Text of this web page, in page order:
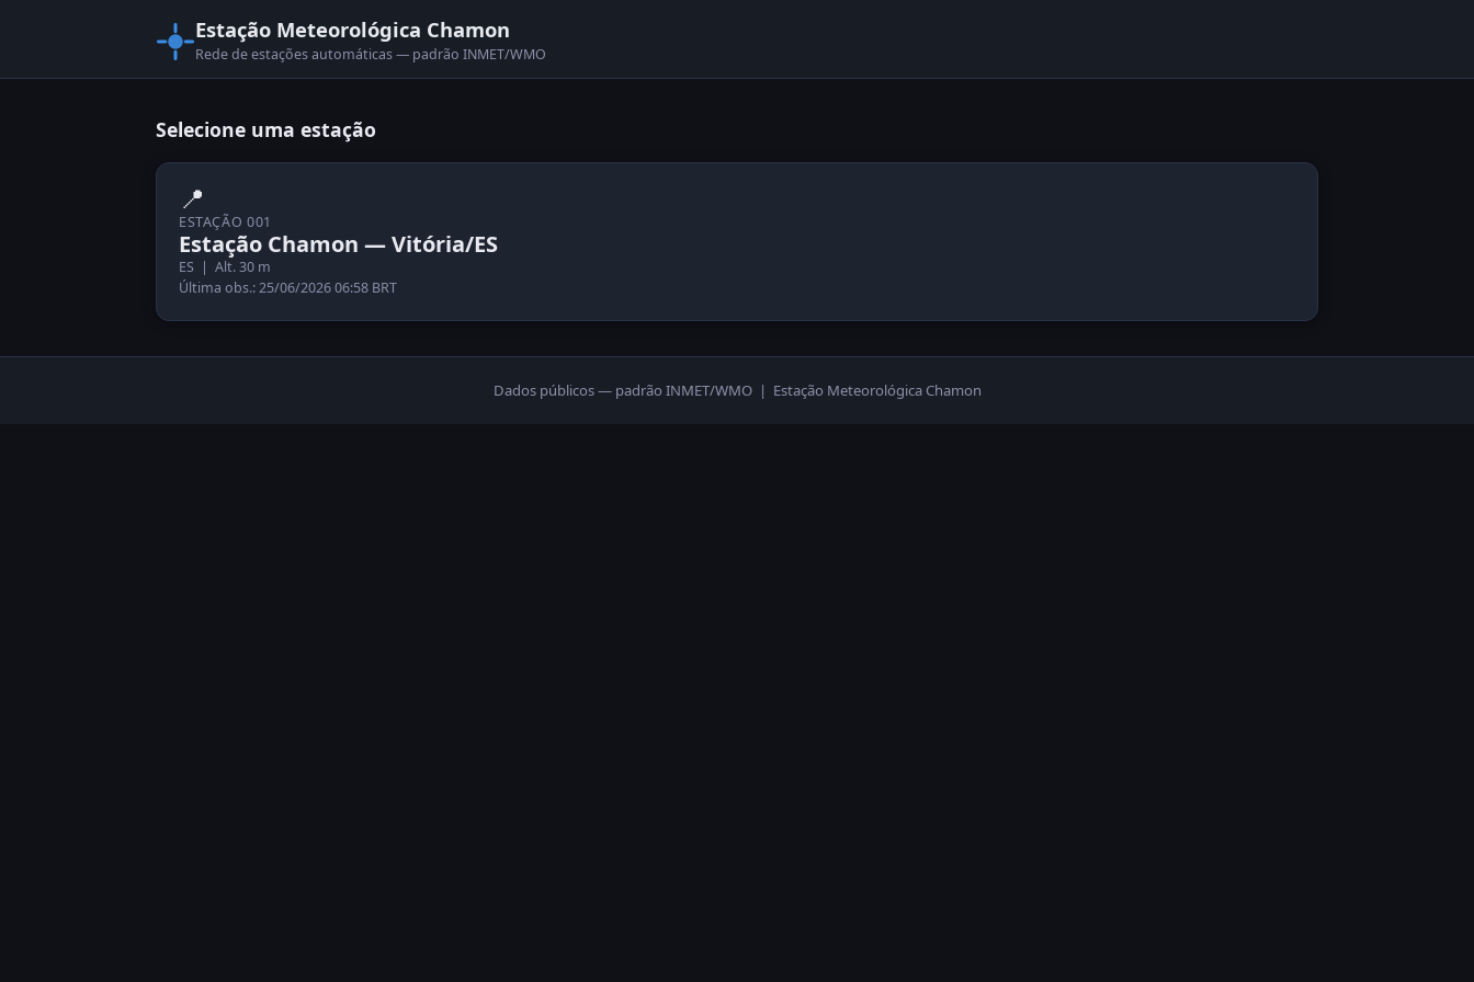
Estação Meteorológica Chamon
Rede de estações automáticas — padrão INMET/WMO
Selecione uma estação
📍
ESTAÇÃO 001
Estação Chamon — Vitória/ES
ES | Alt. 30 m
Última obs.: 25/06/2026 06:58 BRT
Dados públicos — padrão INMET/WMO | Estação Meteorológica Chamon